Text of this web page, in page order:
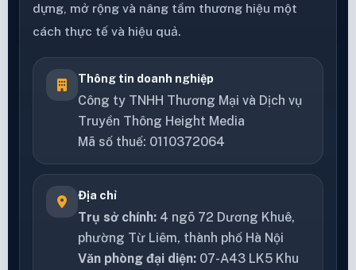
dựng, mở rộng và nâng tầm thương hiệu một
cách thực tế và hiệu quả.
Thông tin doanh nghiệp
Công ty TNHH Thương Mại và Dịch vụ
Truyền Thông Height Media
Mã số thuế: 0110372064
Địa chỉ
Trụ sở chính: 4 ngõ 72 Dương Khuê,
phường Từ Liêm, thành phố Hà Nội
Văn phòng đại diện: 07-A43 LK5 Khu